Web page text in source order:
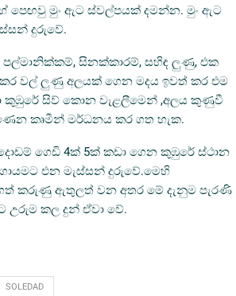
පෙඟවු මුං ඇට ස්වල්පයක් දමන්න. මුං ඇට
දුරුවේ.
සිනක්කාරම්, සහිඳ ලුණු, එක
වල් ලුණු අලයක් ගෙන මදය ඉවත් කර එම
කුඹුරේ සිව් කොන වැළලීමෙන් ,අලය කුණුවී
කෘමීන් මර්ධනය කර ගත හැක.
ගෙඩි 4ක් 5ක් කඩා ගෙන කුඹුරේ ස්ථාන
එන මැස්සන් දුරුවේ.මෙහි
කරුණු ඇතුලත් වන අතර මේ දැනුම පැරණි
කල දුන් ඒවා වේ.
SOLEDAD